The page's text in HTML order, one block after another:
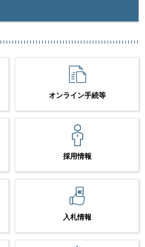
オンライン手続等
採用情報
入札情報